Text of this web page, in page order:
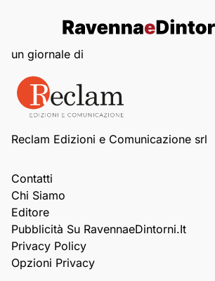
un giornale di
Reclam Edizioni e Comunicazione srl
Contatti
Chi Siamo
Editore
Pubblicità Su RavennaeDintorni.it
Privacy Policy
Opzioni Privacy